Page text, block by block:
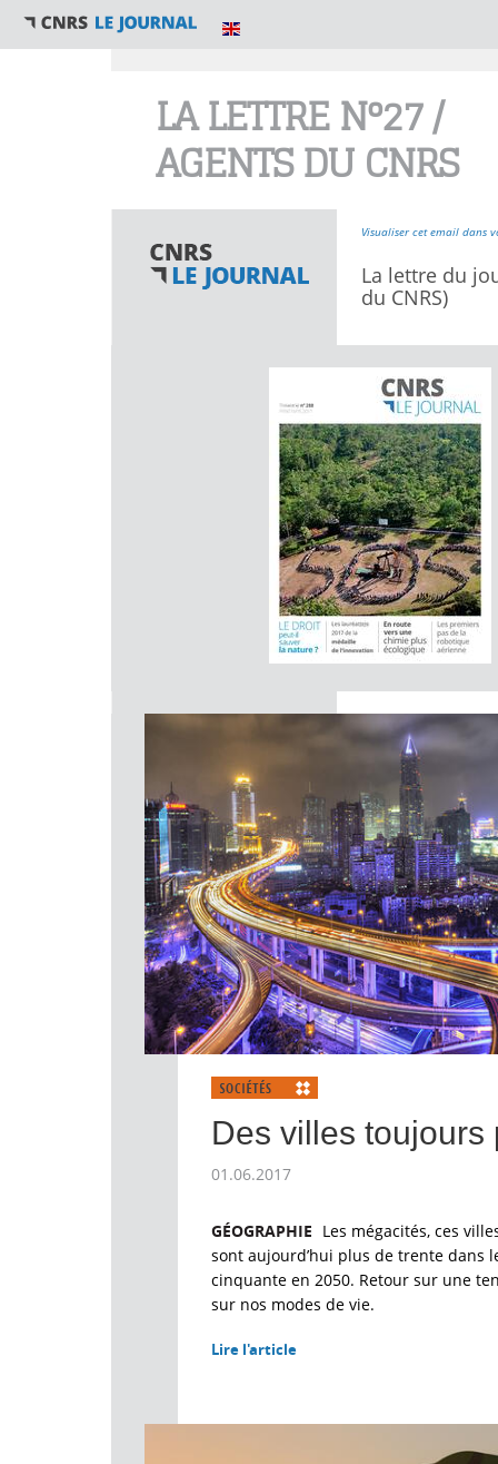
LA LETTRE N°27 /
AGENTS DU CNRS
Visualiser cet email dans
La lettre du
du CNRS)
Des villes toujours
01.06.2017
GÉOGRAPHIE Les mégacités, ces
sont aujourd’hui plus de trente dans
cinquante en 2050. Retour sur une
sur nos modes de vie.
Lire l'article